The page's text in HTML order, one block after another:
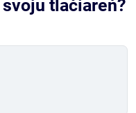
tlačiareň?